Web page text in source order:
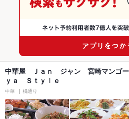
中華屋 Ｊａｎ ジャン 宮崎マンゴ
ｙａ Ｓｔｙｌｅ
中華 橘通り